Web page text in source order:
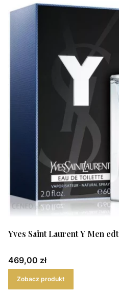
Yves Saint Laurent Y Men edt
Cena
469,00 zł
Zobacz produkt